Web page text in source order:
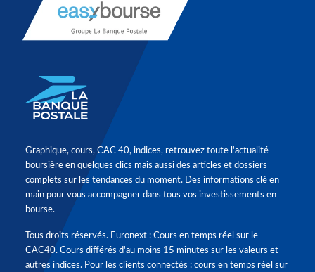
Graphique, cours, CAC 40, indices, retrouvez toute l'actualité
boursière en quelques clics mais aussi des articles et dossiers
complets sur les tendances du moment. Des informations clé en
main pour vous accompagner dans tous vos investissements en
bourse.
Tous droits réservés. Euronext : Cours en temps réel sur le
CAC40. Cours différés d'au moins 15 minutes sur les valeurs et
autres indices. Pour les clients connectés : cours en temps réel sur